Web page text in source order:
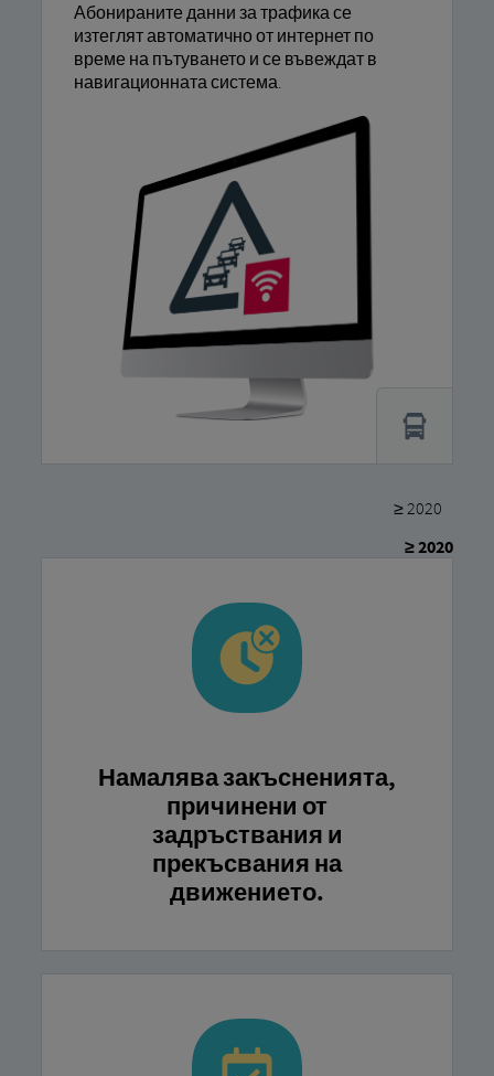
Абонираните данни за трафика се
изтеглят автоматично от интернет по
време на пътуването и се въвеждат в
навигационната система.
≥ 2020
≥ 2020
Намалява закъсненията,
причинени от
задръствания и
прекъсвания на
движението.